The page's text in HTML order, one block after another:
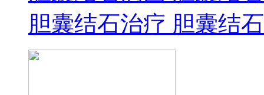
胆囊结石治疗 胆囊结